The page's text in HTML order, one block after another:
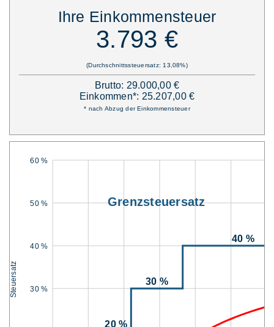
Ihre Einkommensteuer
3.793 €
(Durchschnittssteuersatz: 13,08%)
Brutto: 29.000,00 €
Einkommen*: 25.207,00 €
* nach Abzug der Einkommensteuer
30 %
40 %
50 %
60 %
Grenzsteuersatz
20 %
30 %
40 %
Steuersatz